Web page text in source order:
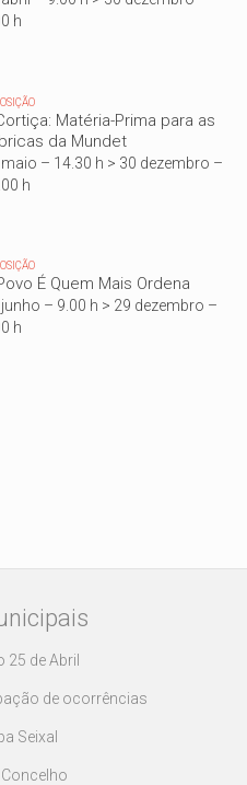
h
Matéria-Prima para as
da Mundet
– 14.30 h > 30 dezembro –
h
É Quem Mais Ordena
– 9.00 h > 29 dezembro –
h
25 de Abril
de ocorrências
Seixal